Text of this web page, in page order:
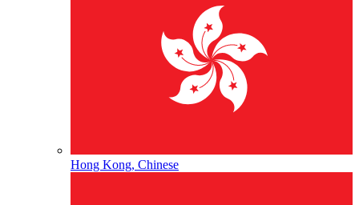
Hong Kong, Chinese